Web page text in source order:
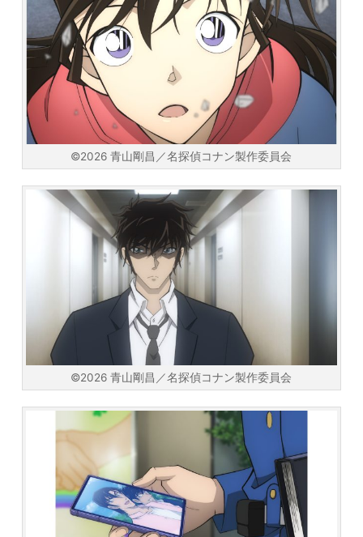
©2026 青山剛昌／名探偵コナン製作委員会
©2026 青山剛昌／名探偵コナン製作委員会